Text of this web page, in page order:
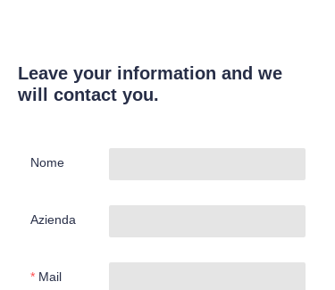
Leave your information and we
will contact you.
Nome
Azienda
Mail